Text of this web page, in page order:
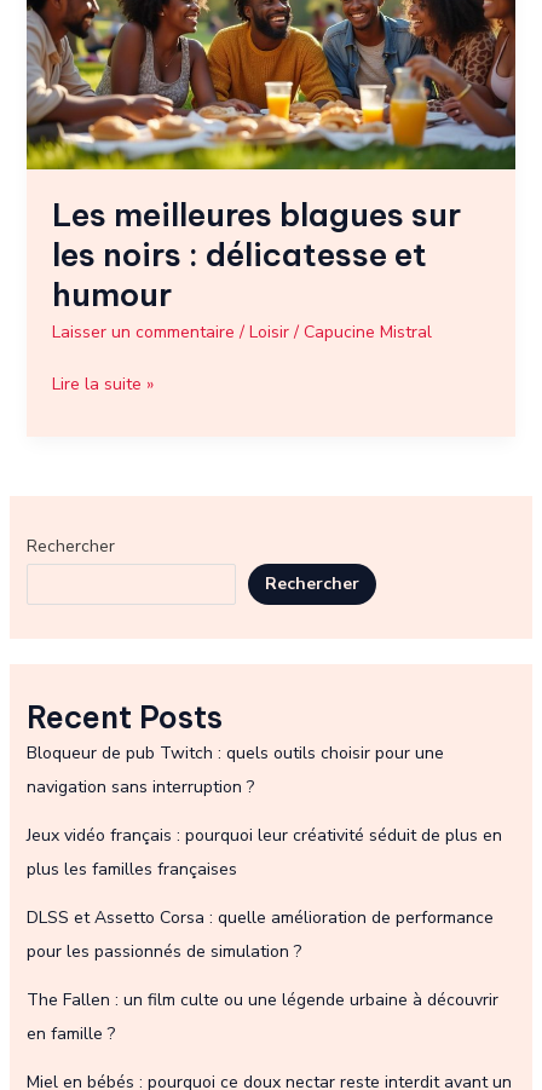
Les meilleures blagues sur
les noirs : délicatesse et
humour
Laisser un commentaire / Loisir/ Capucine Mistral
les
noirs
:
délicatesse
et
humour
Lire la suite »
Rechercher
Rechercher
Recent Posts
Bloqueur de pub Twitch : quels outils choisir pour une
navigation sans interruption ?
Jeux vidéo français : pourquoi leur créativité séduit de plus en
plus les familles françaises
DLSS et Assetto Corsa : quelle amélioration de performance
pour les passionnés de simulation ?
The Fallen : un film culte ou une légende urbaine à découvrir
en famille ?
Miel en bébés : pourquoi ce doux nectar reste interdit avant un